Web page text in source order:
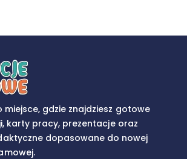
miejsce, gdzie znajdziesz gotowe
karty pracy, prezentacje oraz
dopasowane do nowej